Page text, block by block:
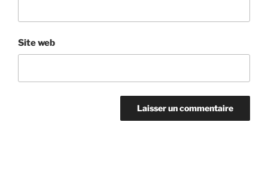
Site web